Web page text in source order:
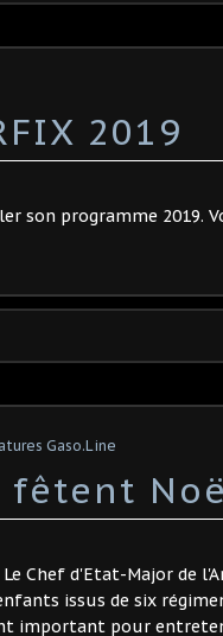
2019
son programme 2019.
Gaso.Line
fêtent
Chef d'Etat-Major de
issus de six
important pour